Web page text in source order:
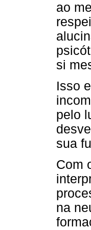
ao
si
Isso
pelo
sua
Com
na